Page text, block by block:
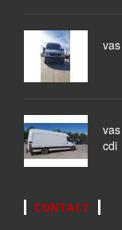
cdi
CONTACT